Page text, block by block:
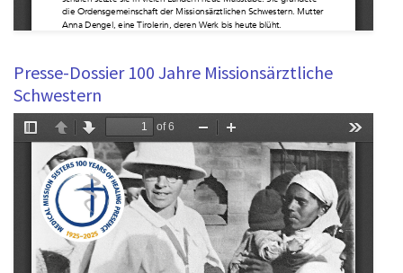
Presse-Dossier 100 Jahre Missionsärztliche
Schwestern